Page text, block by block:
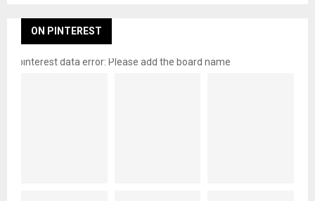
ON PINTEREST
pinterest data error: Please add the board name